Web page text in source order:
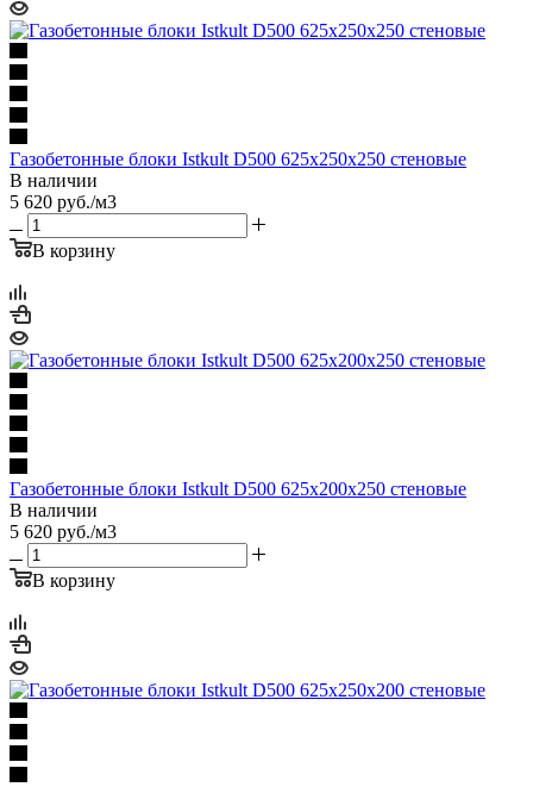
Газобетонные блоки Istkult D500 625х250х250 стеновые
В наличии
5 620 руб./м3
В корзину
Газобетонные блоки Istkult D500 625х200х250 стеновые
В наличии
5 620 руб./м3
В корзину